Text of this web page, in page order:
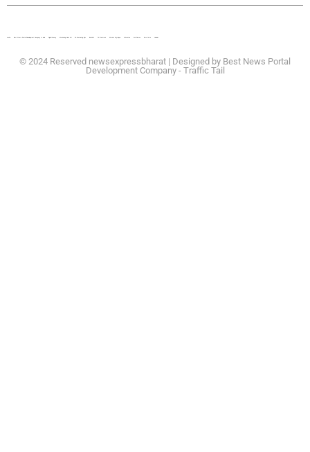
© 2024 Reserved newsexpressbharat | Designed by Best News Portal
Development Company- Traffic Tail